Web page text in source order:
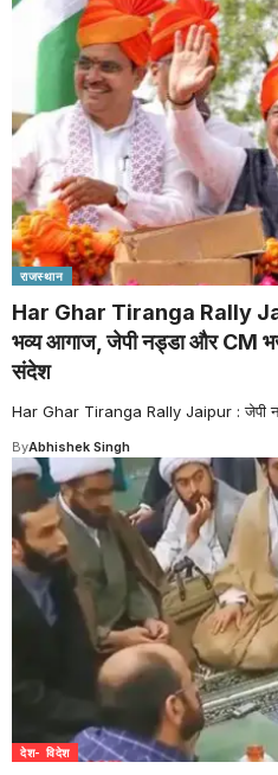
राजस्थान
Har Ghar Tiranga Rally
भव्य आगाज, जेपी नड्डा और CM
संदेश
Har Ghar Tiranga Rally Jaipur : जेपी
ByAbhishek Singh
देश- विदेश